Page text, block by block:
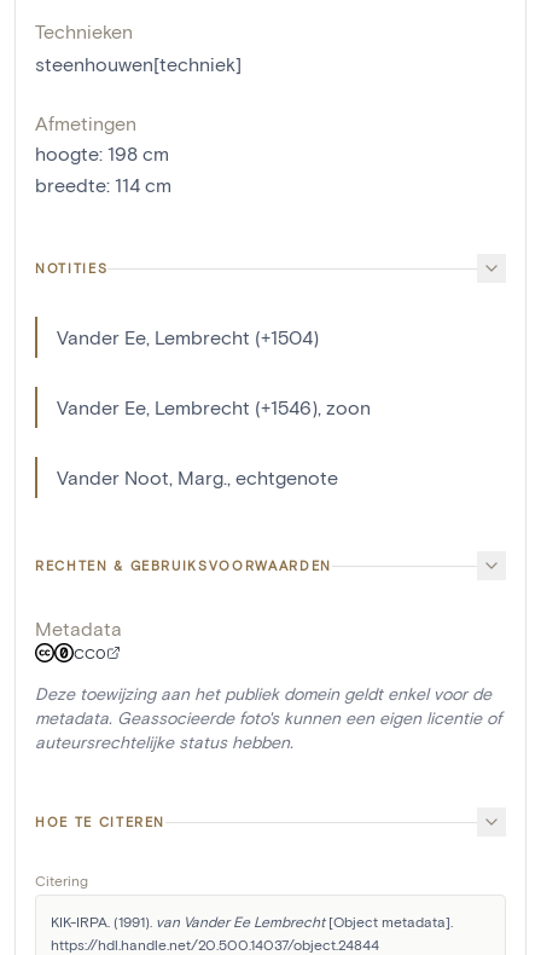
Technieken
steenhouwen[techniek]
Afmetingen
hoogte: 198 cm
breedte: 114 cm
NOTITIES
Vander Ee, Lembrecht (+1504)
Vander Ee, Lembrecht (+1546), zoon
Vander Noot, Marg., echtgenote
RECHTEN & GEBRUIKSVOORWAARDEN
Metadata
CC0
Deze toewijzing aan het publiek domein geldt enkel voor de
metadata. Geassocieerde foto's kunnen een eigen licentie of
auteursrechtelijke status hebben.
HOE TE CITEREN
Citering
KIK-IRPA. (1991). van Vander Ee Lembrecht [Object metadata].
https://hdl.handle.net/20.500.14037/object.24844